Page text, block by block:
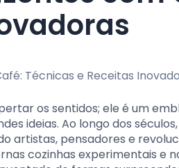
os sentidos; ele é um
ideias. Ao longo dos
artistas, pensadores e
cozinhas experimentais e